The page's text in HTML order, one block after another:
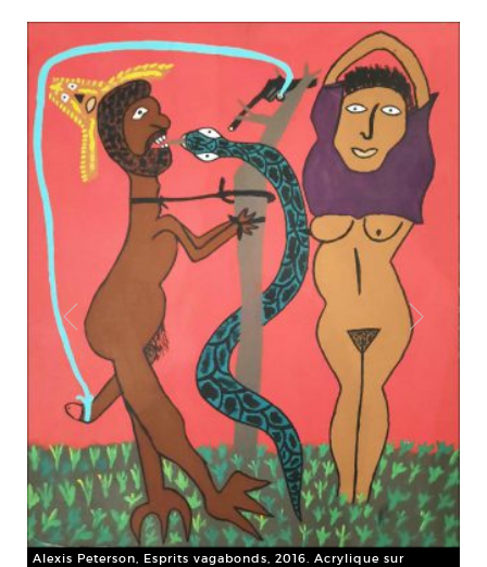
Alexis Peterson, Esprits vagabonds, 2016. Acrylique sur